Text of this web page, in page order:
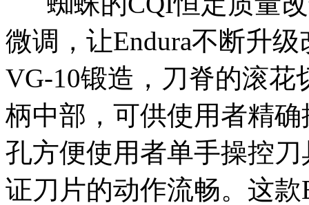
微调，让Endura不断升
VG-10锻造，刀脊的滚
柄中部，可供使用者精
孔方便使用者单手操控
证刀片的动作流畅。这